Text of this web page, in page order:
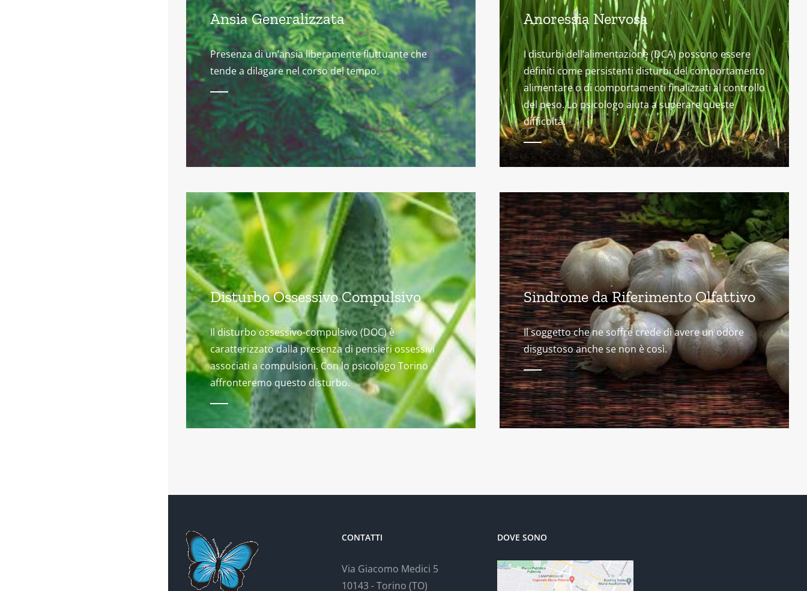
Ansia Generalizzata
Presenza di un’ansia liberamente fluttuante che
tende a dilagare nel corso del tempo.
Anoressia Nervosa
I disturbi dell’alimentazione (DCA) possono essere
definiti come persistenti disturbi del comportamento
alimentare o di comportamenti finalizzati al controllo
del peso. Lo psicologo aiuta a superare queste
difficoltà.
Disturbo Ossessivo Compulsivo
Il disturbo ossessivo-compulsivo (DOC) è
caratterizzato dalla presenza di pensieri ossessivi
associati a compulsioni. Con lo psicologo Torino
affronteremo questo disturbo.
Sindrome da Riferimento Olfattivo
Il soggetto che ne soffre crede di avere un odore
disgustoso anche se non è così.
CONTATTI
Via Giacomo Medici 5
10143 - Torino (TO)
DOVE SONO